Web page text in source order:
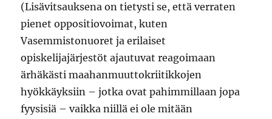
(Lisävitsauksena on tietysti se, että verraten
pienet oppositiovoimat, kuten
Vasemmistonuoret ja erilaiset
opiskelijajärjestöt ajautuvat reagoimaan
ärhäkästi maahanmuuttokriitikkojen
hyökkäyksiin – jotka ovat pahimmillaan jopa
fyysisiä – vaikka niillä ei ole mitään